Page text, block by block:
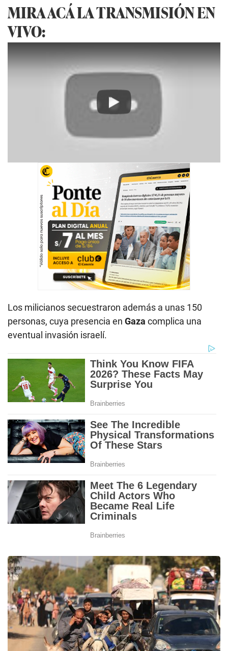
MIRA ACÁ LA TRANSMISIÓN EN
VIVO:
Play
Los milicianos secuestraron además a unas 150
personas, cuya presencia en Gaza complica una
eventual invasión israelí.